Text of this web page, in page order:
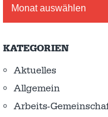
KATEGORIEN
Aktuelles
Allgemein
Arbeits-